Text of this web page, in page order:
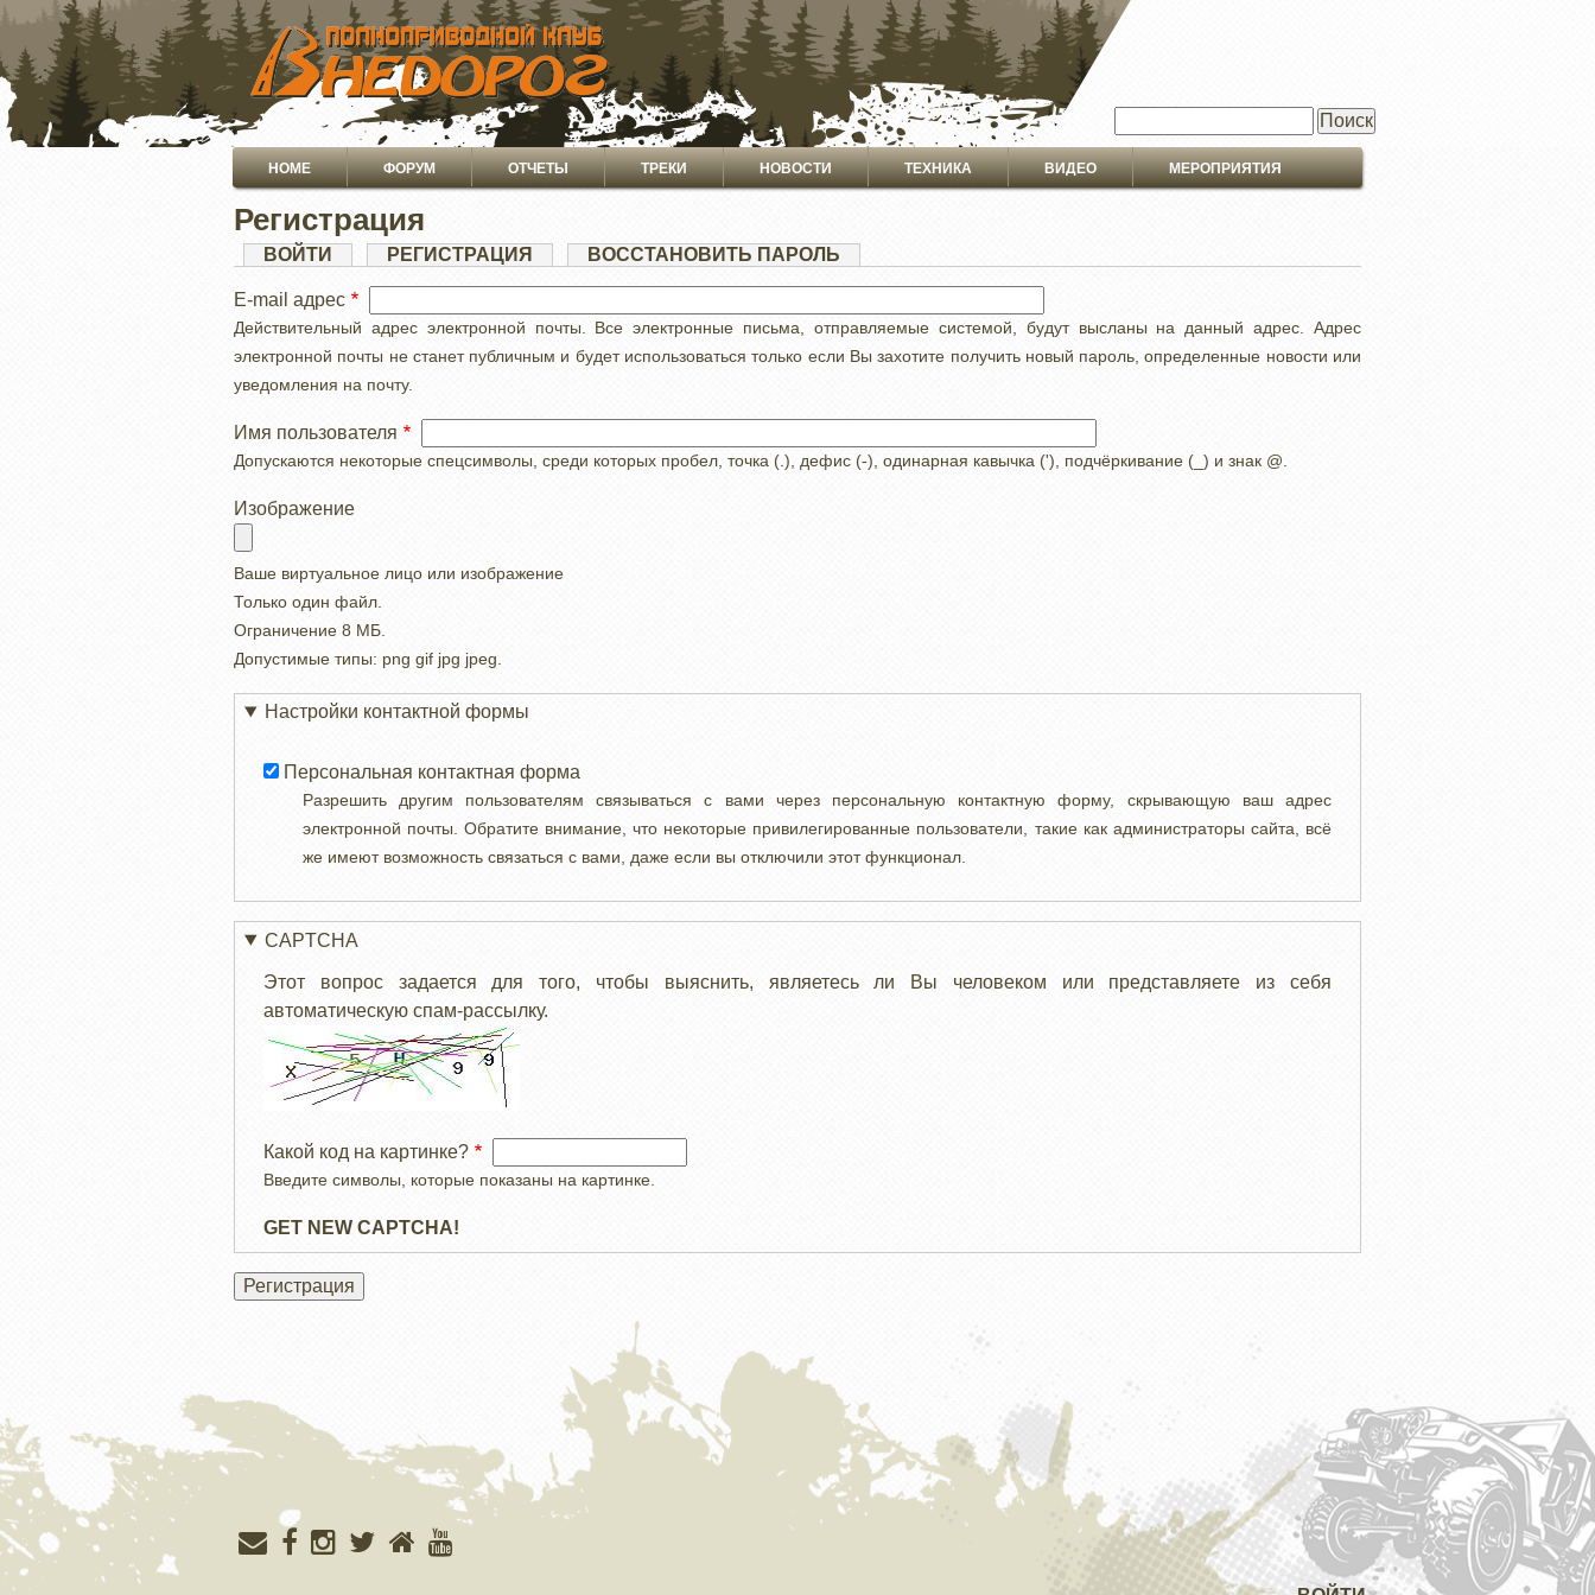
ПЕРЕЙТИ
ОСНОВНОМУ
СОДЕРЖАНИЮ
Основная
навигация
HOME ФОРУМ ОТЧЕТЫ ТРЕКИ НОВОСТИ ТЕХНИКА ВИДЕО МЕРОПРИЯТИЯ
Регистрация
Главные
вкладки
ВОЙТИ РЕГИСТРАЦИЯ
(АКТИВНАЯ
ВОССТАНОВИТЬ ПАРОЛЬ
E-mail адрес
Действительный адрес электронной почты. Все электронные письма, отправляемые системой, будут высланы на данный адрес. Адрес
электронной почты не станет публичным и будет использоваться только если Вы захотите получить новый пароль, определенные новости или
уведомления на почту.
Имя пользователя
Допускаются некоторые спецсимволы, среди которых пробел, точка (.), дефис (-), одинарная кавычка ('), подчёркивание (_) и знак @.
Изображение
Ваше виртуальное лицо или изображение
Только один файл.
Ограничение 8 МБ.
Допустимые типы: png gif jpg jpeg.
Настройки контактной формы
Персональная контактная форма
Разрешить другим пользователям связываться с вами через персональную контактную форму, скрывающую ваш адрес
электронной почты. Обратите внимание, что некоторые привилегированные пользователи, такие как администраторы сайта, всё
же имеют возможность связаться с вами, даже если вы отключили этот функционал.
CAPTCHA
Этот вопрос задается для того, чтобы выяснить, являетесь ли Вы человеком или представляете из себя
автоматическую спам-рассылку.
Какой код на картинке?
Введите символы, которые показаны на картинке.
GET NEW CAPTCHA!